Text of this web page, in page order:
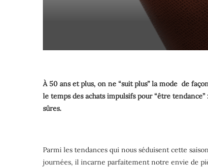
À 50 ans et plus, on ne “suit plus” la mode de
le temps des achats impulsifs pour “être
sûres.
Parmi les tendances qui nous séduisent cette
journées, il incarne parfaitement notre envie de